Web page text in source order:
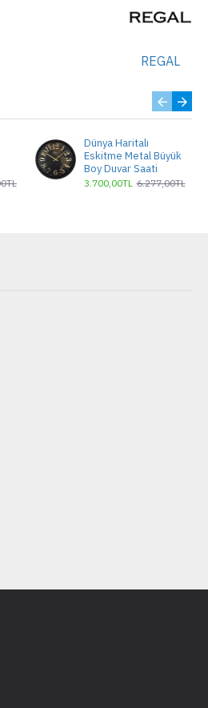
REGAL
Dünya Haritalı
Eskitme Metal Büyük
Boy Duvar Saati
3.700,00TL 6.277,00TL